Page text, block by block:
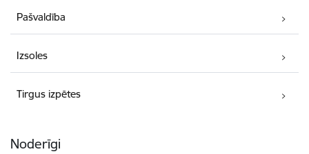
Pašvaldība
Izsoles
Tirgus izpētes
Noderīgi